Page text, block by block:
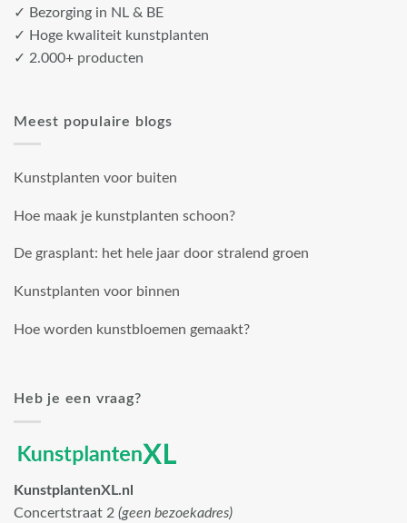
✓ Bezorging in NL & BE
✓ Hoge kwaliteit kunstplanten
✓ 2.000+ producten
Meest populaire blogs
Kunstplanten voor buiten
Hoe maak je kunstplanten schoon?
De grasplant: het hele jaar door stralend groen
Kunstplanten voor binnen
Hoe worden kunstbloemen gemaakt?
Heb je een vraag?
KunstplantenXL.nl
Concertstraat 2 (geen bezoekadres)